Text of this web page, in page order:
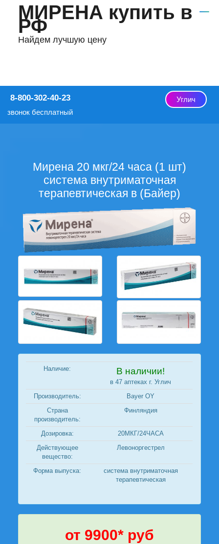
МИРЕНА купить в
РФ
Найдем лучшую цену
8-800-302-40-23
звонок бесплатный
Углич
Мирена 20 мкг/24 часа (1 шт)
система внутриматочная
терапевтическая в (Байер)
Наличие: В наличии!
в 47 аптеках г. Углич
Производитель:
Bayer OY
Страна
производитель:
Финляндия
Дозировка:
20МКГ/24ЧАСА
Действующее
вещество:
Левоноргестрел
Форма выпуска:
система внутриматочная
терапевтическая
от 9900* руб